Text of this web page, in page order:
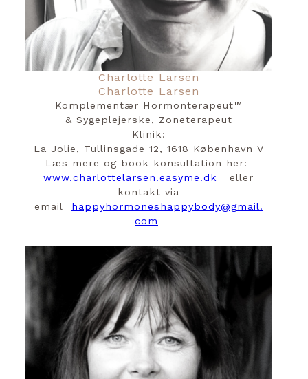
Charlotte Larsen
Charlotte Larsen
Komplementær Hormonterapeut™️
& Sygeplejerske, Zoneterapeut
Klinik:
La Jolie, Tullinsgade 12, 1618 København V
Læs mere og book konsultation her:
www.charlottelarsen.easyme.dk
eller
kontakt via
email happyhormoneshappybody@gmail.
com